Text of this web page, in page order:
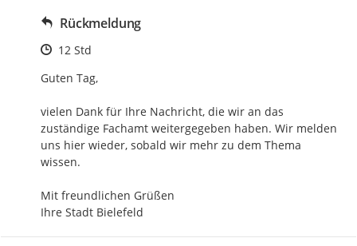
Rückmeldung
Zeitpunkt des Erstellens
12 Std
Guten Tag,
vielen Dank für Ihre Nachricht, die wir an das
zuständige Fachamt weitergegeben haben. Wir melden
uns hier wieder, sobald wir mehr zu dem Thema
wissen.
Mit freundlichen Grüßen
Ihre Stadt Bielefeld